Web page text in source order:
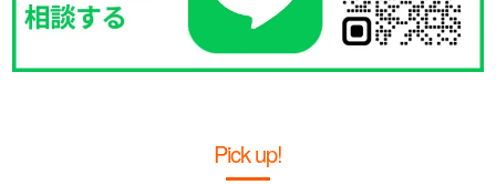
Pick up!